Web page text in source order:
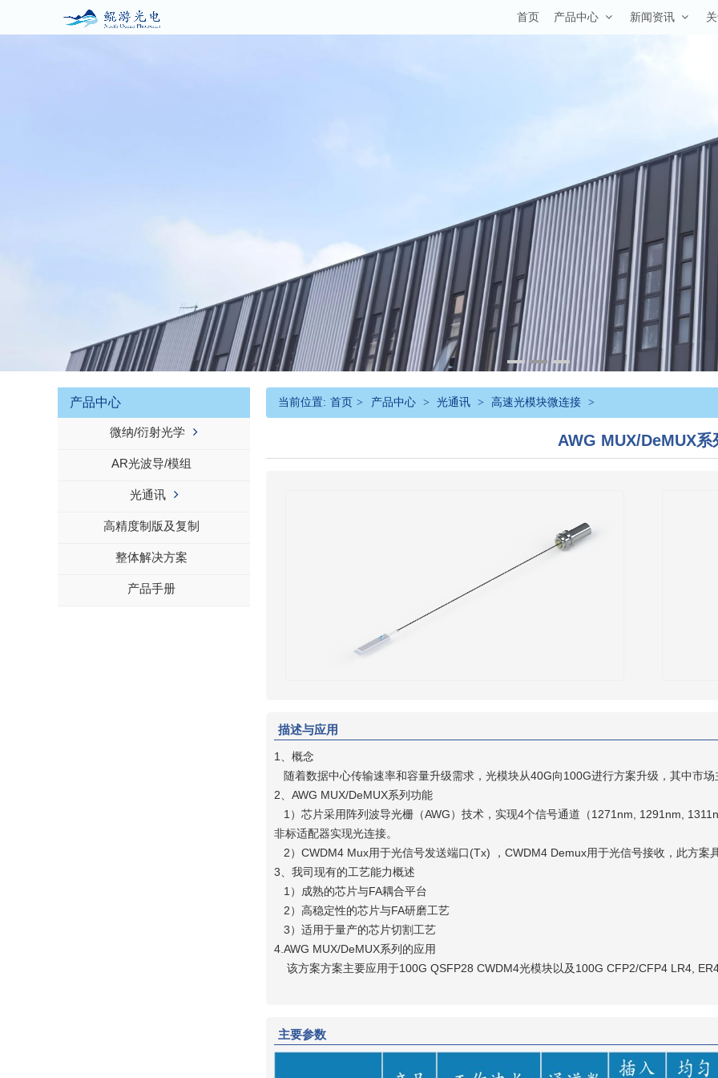
首页 产品中心 新闻资讯
产品中心
微纳/衍射光学
AR光波导/模组
光通讯
高精度制版及复制
整体解决方案
产品手册
当前位置: 首页 > 产品中心 > 光通讯 > 高速光模块微连接 >
AWG MUX/DeMUX系
描述与应用
1、概念
随着数据中心传输速率和容量升级需求，光模块从40G向100G进行方案升级，其中市
2、AWG MUX/DeMUX系列功能
1）芯片采用阵列波导光栅（AWG）技术，实现4个信号通道（1271nm, 1291nm,
非标适配器实现光连接。
2）CWDM4 Mux用于光信号发送端口(Tx) ，CWDM4 Demux用于光信号接收，此方案
3、我司现有的工艺能力概述
1）成熟的芯片与FA耦合平台
2）高稳定性的芯片与FA研磨工艺
3）适用于量产的芯片切割工艺
4.AWG MUX/DeMUX系列的应用
该方案方案主要应用于100G QSFP28 CWDM4光模块以及100G CFP2/CFP4 LR4,
主要参数